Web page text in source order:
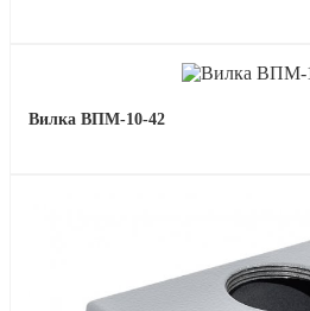
Вилка ВПМ-10-42